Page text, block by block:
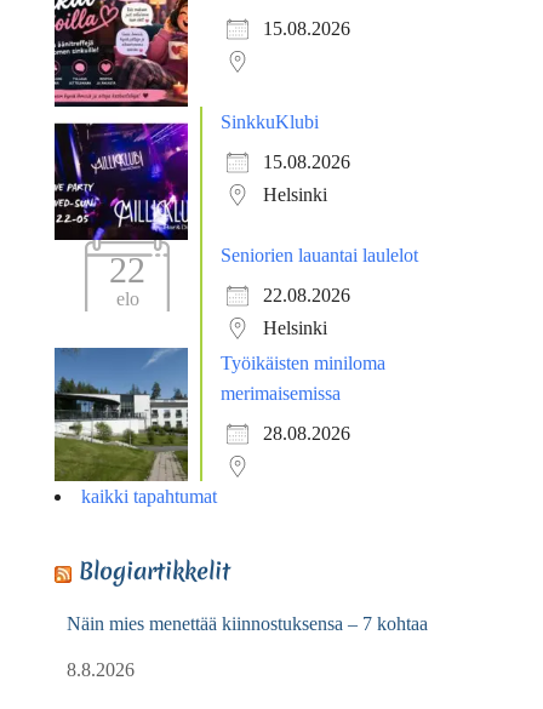
15.08.2026
SinkkuKlubi
15.08.2026
Helsinki
22
elo
Seniorien lauantai laulelot
22.08.2026
Helsinki
Työikäisten miniloma
merimaisemissa
28.08.2026
kaikki tapahtumat
Blogiartikkelit
Näin mies menettää kiinnostuksensa – 7 kohtaa
8.8.2026